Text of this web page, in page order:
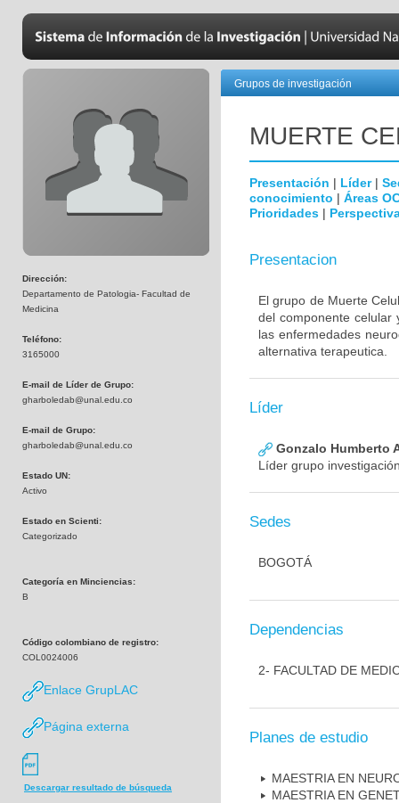
Dirección:
Departamento de Patologia- Facultad de
Medicina
Teléfono:
3165000
E-mail de Líder de Grupo:
gharboledab@unal.edu.co
E-mail de Grupo:
gharboledab@unal.edu.co
Estado UN:
Activo
Estado en Scienti:
Categorizado
Categoría en Minciencias:
B
Código colombiano de registro:
COL0024006
Enlace GrupLAC
Página externa
Descargar resultado de búsqueda
Grupos de investigación
MUERTE
Presentación | Líder|
conocimiento | Áreas
Prioridades |
Presentacion
El grupo de Muerte
del componente celular
las enfermedades
alternativa terapeutica.
Líder
Gonzalo Humberto
Líder grupo
Sedes
BOGOTÁ
Dependencias
2- FACULTAD DE
Planes de estudio
MAESTRIA EN
MAESTRIA EN